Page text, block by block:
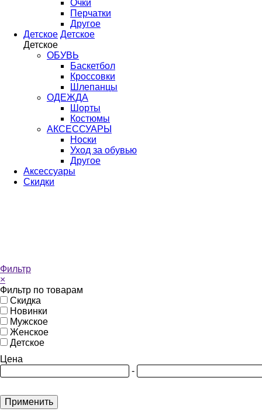
Очки
Перчатки
Другое
Детское Детское
Детское
ОБУВЬ
Баскетбол
Кроссовки
Шлепанцы
ОДЕЖДА
Шорты
Костюмы
АКСЕССУАРЫ
Носки
Уход за обувью
Другое
Аксессуары
Скидки
Фильтр
×
Фильтр по товарам
Скидка
Новинки
Мужское
Женское
Детское
Цена
-
Применить